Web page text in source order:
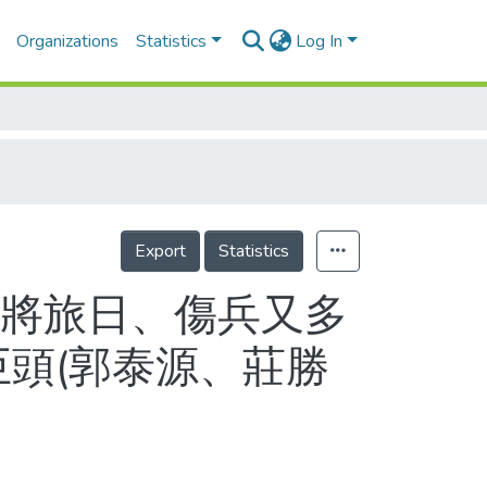
Organizations Statistics Log In
Export Statistics
旅日、傷兵又多
(郭泰源、莊勝